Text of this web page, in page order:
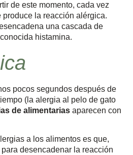
de este momento, cada vez
la reacción alérgica.
una cascada de
histamina.
pocos segundos después de
(la alergia al pelo de gato
de alimentarias aparecen con
a los alimentos es que,
desencadenar la reacción